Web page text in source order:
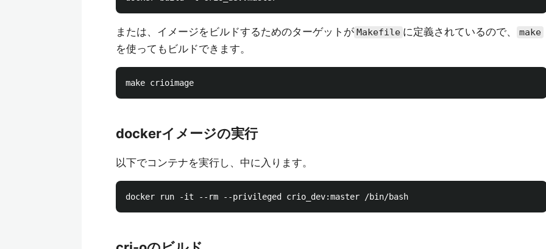
または、イメージをビルドするためのターゲットが Makefile に定義されているので、 make
を使ってもビルドできます。
dockerイメージの実行
以下でコンテナを実行し、中に入ります。